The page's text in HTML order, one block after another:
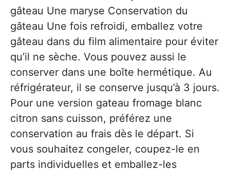
gâteau Une maryse Conservation du
gâteau Une fois refroidi, emballez votre
gâteau dans du film alimentaire pour éviter
qu’il ne sèche. Vous pouvez aussi le
conserver dans une boîte hermétique. Au
réfrigérateur, il se conserve jusqu’à 3 jours.
Pour une version gateau fromage blanc
citron sans cuisson, préférez une
conservation au frais dès le départ. Si
vous souhaitez congeler, coupez-le en
parts individuelles et emballez-les